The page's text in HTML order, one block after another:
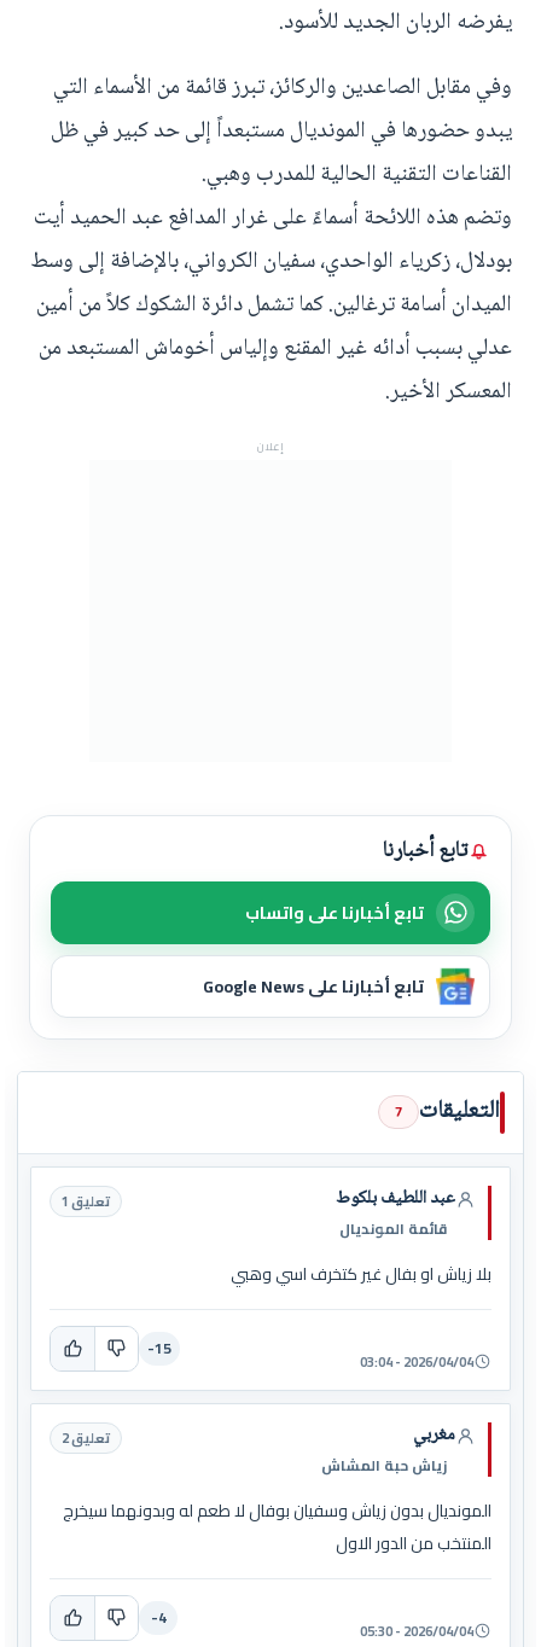
يفرضه الربان الجديد للأسود.
وفي مقابل الصاعدين والركائز، تبرز قائمة من الأسماء التي
يبدو حضورها في المونديال مستبعداً إلى حد كبير في ظل
القناعات التقنية الحالية للمدرب وهبي.
وتضم هذه اللائحة أسماءً على غرار المدافع عبد الحميد أيت
بودلال، زكرياء الواحدي، سفيان الكرواني، بالإضافة إلى وسط
الميدان أسامة ترغالين. كما تشمل دائرة الشكوك كلاً من أمين
عدلي بسبب أدائه غير المقنع وإلياس أخوماش المستبعد من
المعسكر الأخير.
إعلان
تابع أخبارنا
تابع أخبارنا على واتساب
تابع أخبارنا على Google News
التعليقات 7
عبد اللطيف بلكوط
قائمة المونديال
تعليق 1
بلا زياش او بفال غير كتخرف اسي وهبي
2026/04/04 - 03:04
-15
مغربي
زياش حبة المشاش
تعليق 2
المونديال بدون زياش وسفيان بوفال لا طعم له وبدونهما سيخرج
المنتخب من الدور الاول
2026/04/04 - 05:30
-4